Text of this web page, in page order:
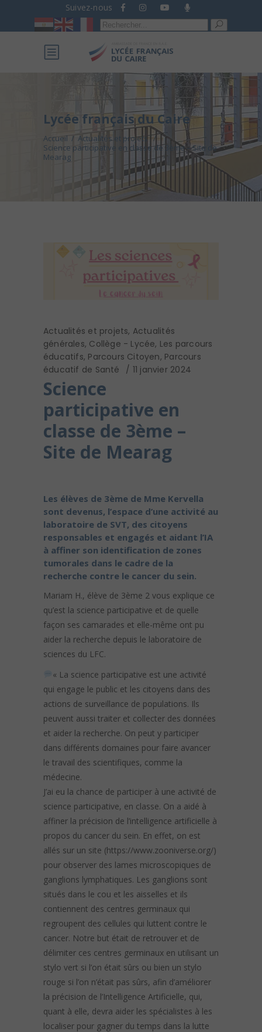
Suivez-nous
Recherche
pour :
Lycée français du Caire
Accueil / Actualités et projets
/
Science participative en classe de 3ème – Site de
Mearag
Actualités et projets, Actualités
générales, Collège - Lycée, Les parcours
éducatifs, Parcours Citoyen, Parcours
éducatif de Santé
11 janvier 2024
Science
participative en
classe de 3ème –
Site de Mearag
Les élèves de 3ème de Mme Kervella
sont devenus, l’espace d’une activité au
laboratoire de SVT, des citoyens
responsables et engagés et aidant l’IA
à affiner son identification de zones
tumorales dans le cadre de la
recherche contre le cancer du sein.
Mariam H., élève de 3ème 2 vous explique ce
qu’est la science participative et de quelle
façon ses camarades et elle-même ont pu
aider la recherche depuis le laboratoire de
sciences du LFC.
« La science participative est une activité
qui engage le public et les citoyens dans des
actions de surveillance de populations. Ils
peuvent aussi traiter et collecter des données
et aider la recherche. On peut y participer
dans différents domaines pour faire avancer
le travail des scientifiques, comme la
médecine.
J’ai eu la chance de participer à une activité de
science participative, en classe. On a aidé à
affiner la précision de l’intelligence artificielle à
propos du cancer du sein. En effet, on est
allés sur un site (https://www.zooniverse.org/)
pour observer des lames microscopiques de
ganglions lymphatiques. Les ganglions sont
situés dans le cou et les aisselles et ils
contiennent des centres germinaux qui
regroupent des cellules qui luttent contre le
cancer. Notre but était de retrouver et de
délimiter ces centres germinaux en utilisant un
stylo vert si l’on était sûrs ou bien un stylo
rouge si l’on n’était pas sûrs, afin d’améliorer
la précision de l’Intelligence Artificielle, qui,
quant à elle, devra aider les spécialistes à les
localiser pour gagner du temps dans la lutte